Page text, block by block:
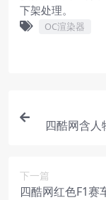
下架处理。
OC渲染器
四酷网含人
下一篇
四酷网红色F1赛